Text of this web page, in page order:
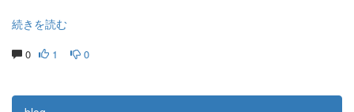
続きを読む
0 1 0